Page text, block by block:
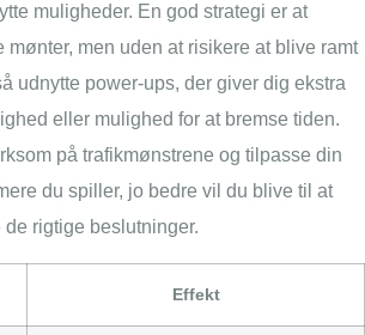
muligheder. En god strategi er at
mønter, men uden at risikere at blive ramt
udnytte power-ups, der giver dig ekstra
eller mulighed for at bremse tiden.
på trafikmønstrene og tilpasse din
du spiller, jo bedre vil du blive til at
rigtige beslutninger.
Effekt